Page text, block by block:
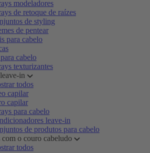
modeladores
de retoque de raízes
de styling
de pentear
para cabelo
cabelo
texturizantes
in
todos
capilar
capilar
para cabelo
leave-in
de produtos para cabelo
com o couro cabeludo
todos